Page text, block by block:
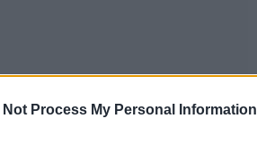
Not Process My Personal Information